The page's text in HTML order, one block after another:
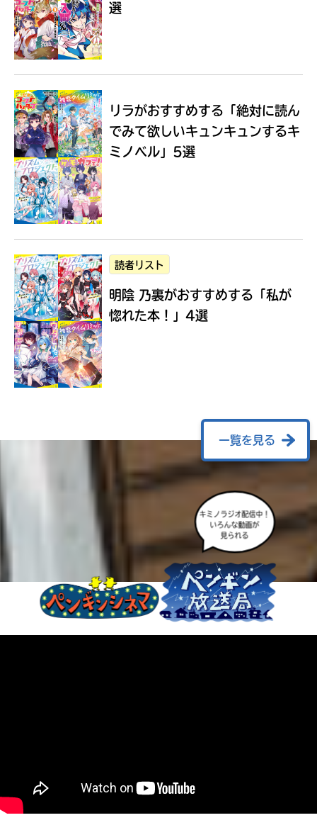
Loading...
選
リラがおすすめする 「絶対に読ん
でみて欲しいキュンキュンするキ
ミノベル」5選
読者リスト
明陰 乃裏がおすすめする 「私が
惚れた本！」4選
一覧を見る
キミノラジオ配信中！
いろんな動画が
見られる
に
エ
も
度
み
て
ね
る